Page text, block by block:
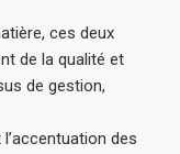
ces deux
de la qualité et
de gestion,
des